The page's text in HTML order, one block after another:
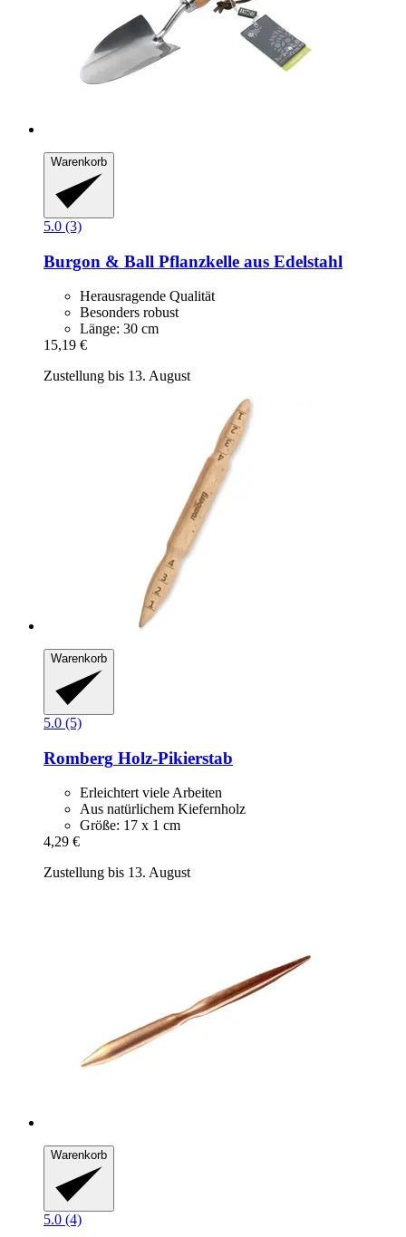
Warenkorb
5.0 (3)
Burgon & Ball Pflanzkelle aus Edelstahl
Herausragende Qualität
Besonders robust
Länge: 30 cm
15,19 €
Zustellung bis 13. August
Warenkorb
5.0 (5)
Romberg Holz-​Pikierstab
Erleichtert viele Arbeiten
Aus natürlichem Kiefernholz
Größe: 17 x 1 cm
4,29 €
Zustellung bis 13. August
Warenkorb
5.0 (4)